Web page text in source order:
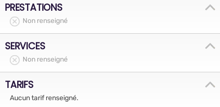
PRESTATIONS
Non renseigné
SERVICES
Non renseigné
TARIFS
Aucun tarif renseigné.